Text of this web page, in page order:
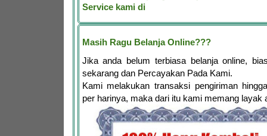
Service kami di
Masih Ragu Belanja Online???
Jika anda belum terbiasa belanja online,
sekarang dan Percayakan Pada Kami.
Kami melakukan transaksi pengiriman
per harinya, maka dari itu kami memang layak